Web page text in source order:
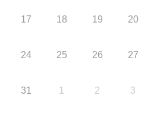
17 18 19 20
24 25 26 27
31 1 2 3